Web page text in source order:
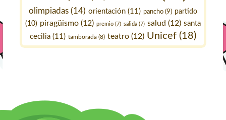
olimpiadas (14) orientación (11) pancho (9) partido
(10) piragüismo (12) premio (7) salida (7) salud (12) santa
cecilia (11) tamborada (8) teatro (12) Unicef (18)